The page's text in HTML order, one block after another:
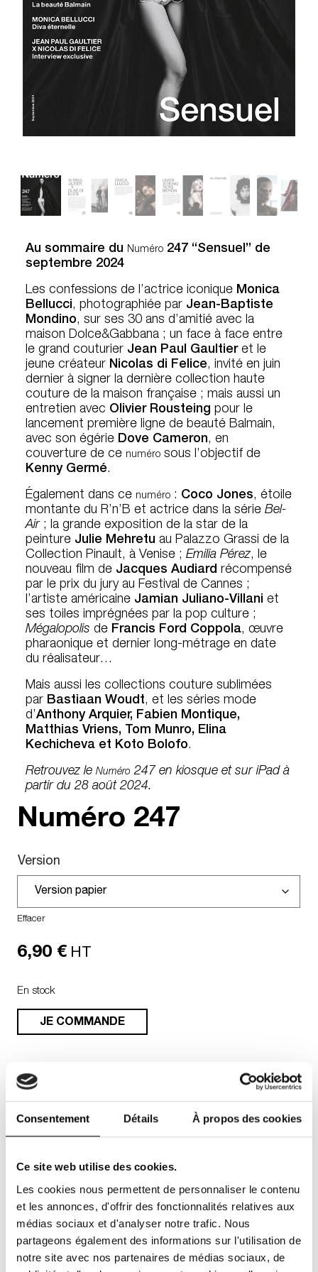
Consentement Détails À propos des cookies
Ce site web utilise des cookies.
Les cookies nous permettent de personnaliser le contenu
et les annonces, d'offrir des fonctionnalités relatives aux
médias sociaux et d'analyser notre trafic. Nous
partageons également des informations sur l'utilisation de
notre site avec nos partenaires de médias sociaux, de
Au sommaire du Numéro 247 “Sensuel” de
septembre 2024
Les confessions de l’actrice iconique Monica
Bellucci, photographiée par Jean-Baptiste
Mondino, sur ses 30 ans d’amitié avec la
maison Dolce&Gabbana ; un face à face entre
le grand couturier Jean Paul Gaultieret le
jeune créateur Nicolas di Felice, invité en juin
dernier à signer la dernière collection haute
couture de la maison française ; mais aussi un
entretien avec Olivier Rousteing pour le
lancement première ligne de beauté Balmain,
avec son égérie Dove Cameron, en
couverture de ce numéro sous l’objectif de
Kenny Germé.
Également dans ce numéro : Coco Jones, étoile
montante du R’n’B et actrice dans la série Bel-
Air; la grande exposition de la star de la
peinture Julie Mehretu au Palazzo Grassi de la
Collection Pinault, à Venise ; Emilia Pérez, le
nouveau film de Jacques Audiard récompensé
par le prix du jury au Festival de Cannes ;
l’artiste américaine Jamian Juliano-Villani et
ses toiles imprégnées par la pop culture ;
Mégalopolis de Francis Ford Coppola, œuvre
pharaonique et dernier long-métrage en date
du réalisateur…
Mais aussi les collections couture sublimées
par Bastiaan Woudt, et les séries mode
d’Anthony Arquier, Fabien Montique,
Matthias Vriens, Tom Munro, Elina
Kechicheva et Koto Bolofo.
Retrouvez le Numéro 247 en kiosque et sur iPad à
partir du 28 août 2024.
Numéro 247
Version
Effacer
6,90 € HT
En stock
JE COMMANDE
Homme, Numéro
Art
Abonnement papier
À partir de5.99€ttc
JE M'ABONNE !